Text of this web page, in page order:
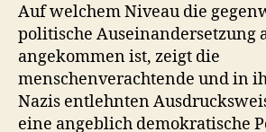
Auf welchem Niveau die
politische Auseinandersetzung
angekommen ist, zeigt die
menschenverachtende und in
Nazis entlehnten
eine angeblich demokratische